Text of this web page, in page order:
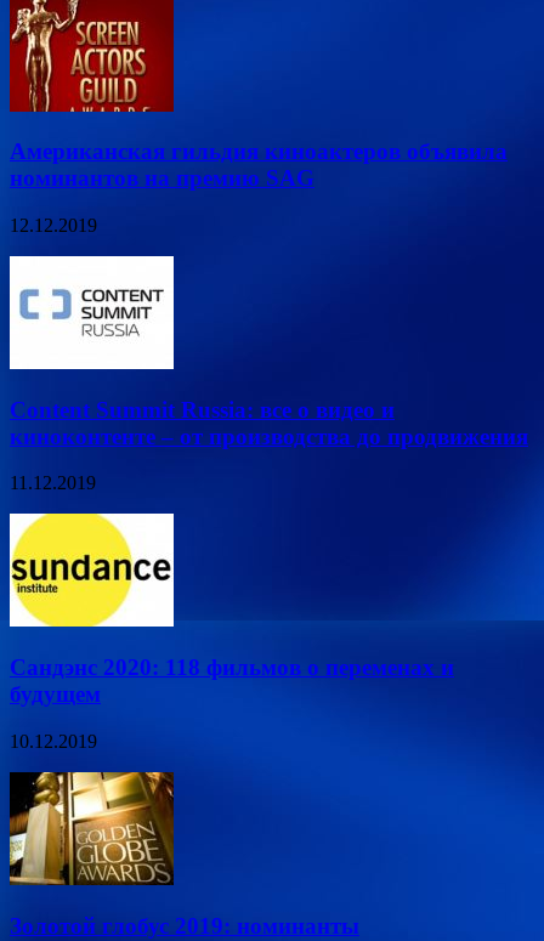
Американская гильдия киноактеров объявила
номинантов на премию SAG
12.12.2019
Content Summit Russia: все о видео и
киноконтенте – от производства до продвижения
11.12.2019
Сандэнс 2020: 118 фильмов о переменах и
будущем
10.12.2019
Золотой глобус 2019: номинанты